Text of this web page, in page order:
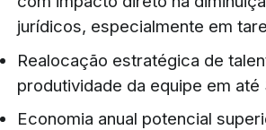
jurídicos, especialmente em
Realocação estratégica de
produtividade da equipe em até
Economia anual potencial